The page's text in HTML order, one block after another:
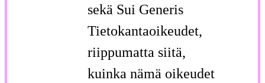
sekä Sui Generis
Tietokantaoikeudet,
riippumatta siitä,
kuinka nämä oikeudet